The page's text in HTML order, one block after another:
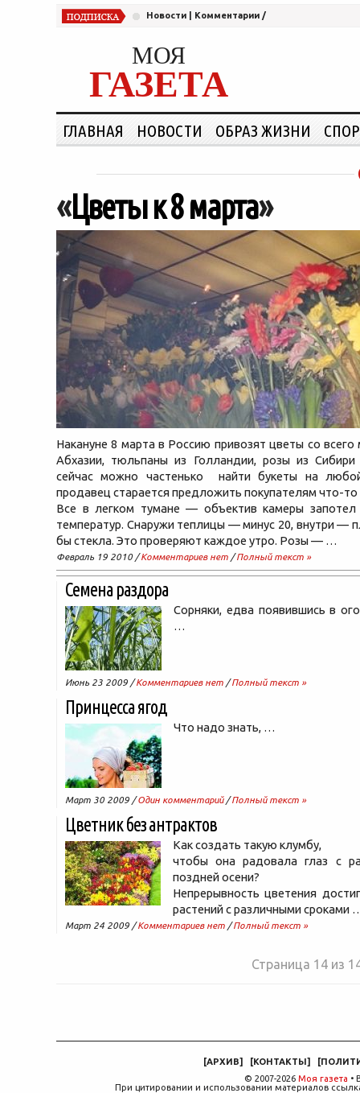
Новости Комментарии /
МОЯ
ГАЗЕТА
ГЛАВНАЯ НОВОСТИ ОБРАЗ ЖИЗНИ
«Цветы к 8 марта»
Накануне 8 марта в Россию привозят цветы со
Абхазии, тюльпаны из Голландии, розы из
сейчас можно частенько найти букеты на
продавец старается предложить покупателям что-
Все в легком тумане — объектив камеры запотел
температур. Снаружи теплицы — минус 20, внутри —
бы стекла. Это проверяют каждое утро. Розы — …
Февраль 19 2010 /Комментариев нет /Полный текст »
Семена раздора
Сорняки, едва появившись в
…
Июнь 23 2009 /Комментариев нет /Полный текст »
Принцесса ягод
Что надо знать, …
Март 30 2009 /Один комментарий/Полный текст »
Цветник без антрактов
Как создать такую клумбу,
чтобы она радовала глаз с
поздней осени?
Непрерывность цветения
растений с различными сроками
Март 24 2009 /Комментариев нет /Полный текст »
Страница 14 из
[АРХИВ] [КОНТАКТЫ] [
© 2007-2026 Моя газета •
При цитировании и использовании материалов